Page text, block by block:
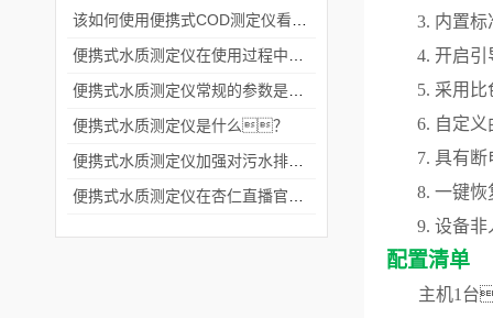
便携式水质测定仪是什么？
3. 内置
4. 开启
5. 采用 比
6. 自定
7. 具有
8. 一键
9. 设备
配置清单
主机1台